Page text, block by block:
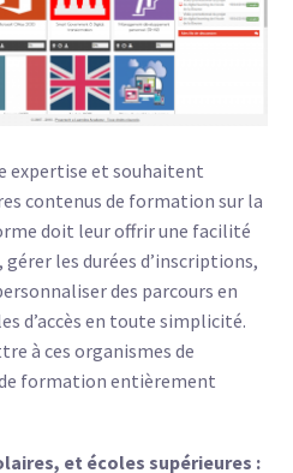
expertise et souhaitent
contenus de formation sur la
doit leur offrir une facilité
les durées d’inscriptions,
des parcours en
d’accès en toute simplicité.
à ces organismes de
formation entièrement
et écoles supérieures :